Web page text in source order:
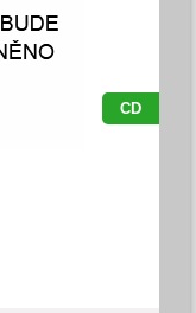
CD